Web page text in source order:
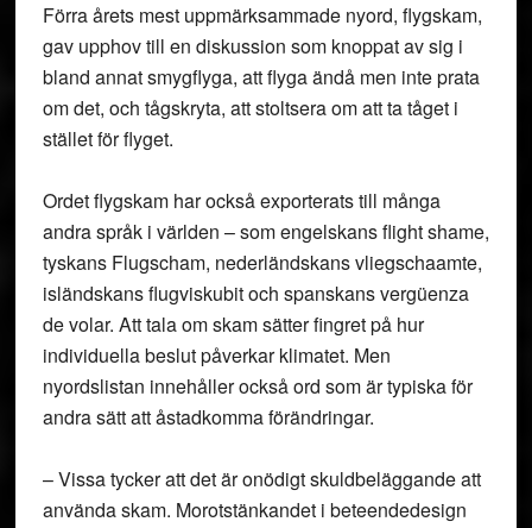
Förra årets mest uppmärksammade nyord, flygskam,
gav upphov till en diskussion som knoppat av sig i
bland annat smygflyga, att flyga ändå men inte prata
om det, och tågskryta, att stoltsera om att ta tåget i
stället för flyget.
Ordet flygskam har också exporterats till många
andra språk i världen – som engelskans flight shame,
tyskans Flugscham, nederländskans vliegschaamte,
isländskans flugviskubit och spanskans vergüenza
de volar. Att tala om skam sätter fingret på hur
individuella beslut påverkar klimatet. Men
nyordslistan innehåller också ord som är typiska för
andra sätt att åstadkomma förändringar.
– Vissa tycker att det är onödigt skuldbeläggande att
använda skam. Morotstänkandet i beteendedesign